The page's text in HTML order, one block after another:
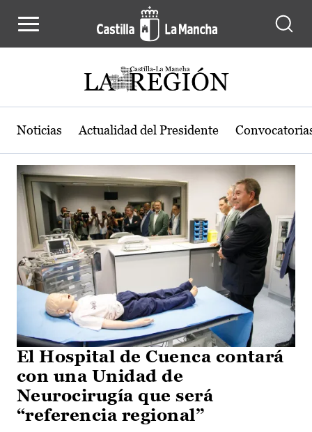
Actualidad de la región de Castilla-
Noticias Actualidad del Presidente
El Hospital de Cuenca contará
con una Unidad de
Neurocirugía que será
“referencia regional”